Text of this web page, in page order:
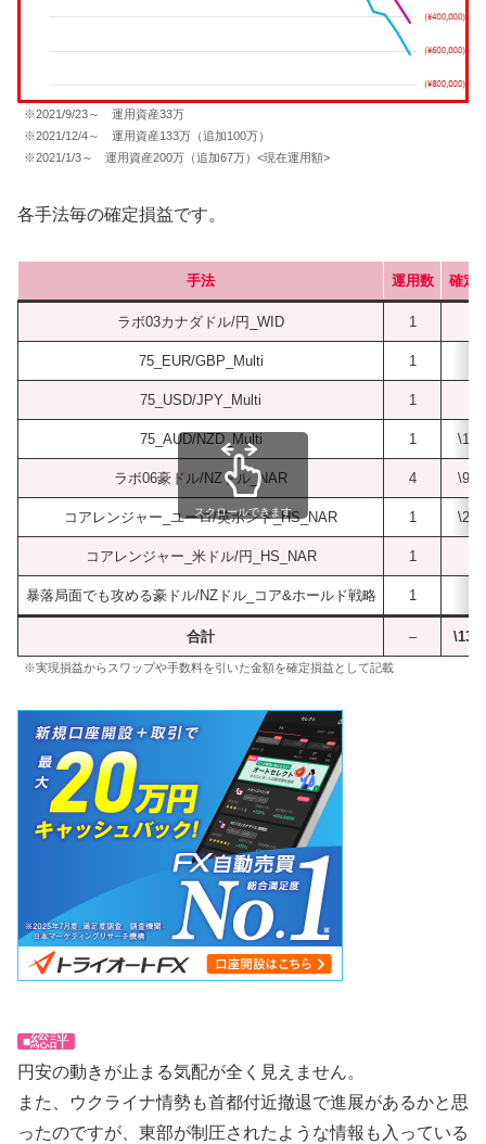
※2021/9/23～ 運用資産33万
※2021/12/4～ 運用資産133万（追加100万）
※2021/1/3～ 運用資産200万（追加67万）<現在運用額>
各手法毎の確定損益です。
手法 運用数 確定
ラボ03カナダドル/円_WID 1
75_EUR/GBP_Multi 1
75_USD/JPY_Multi 1
75_AUD/NZD_Multi 1
ラボ06豪ドル/NZドル_NAR 4
コアレンジャー_ユーロ/英ポンド_HS_NAR 1
コアレンジャー_米ドル/円_HS_NAR 1
暴落局面でも攻める豪ドル/NZドル_コア&ホールド戦略 1
合計 –
スクロールできます
※実現損益からスワップや手数料を引いた金額を確定損益として記載
■総評
円安の動きが止まる気配が全く見えません。
また、ウクライナ情勢も首都付近撤退で進展があるかと思
ったのですが、東部が制圧されたような情報も入っている